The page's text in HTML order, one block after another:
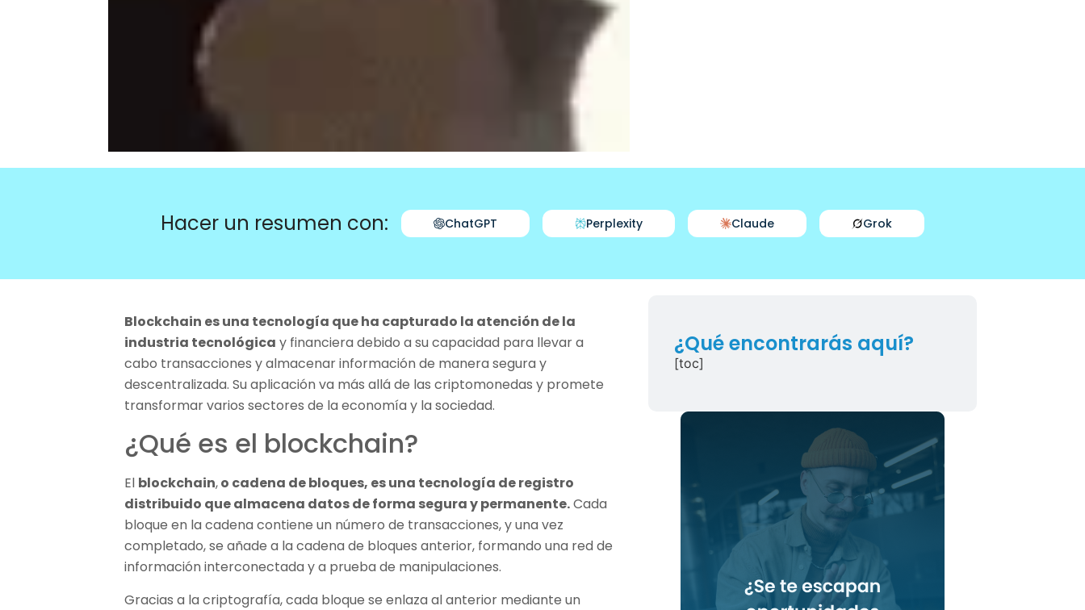
Hacer un resumen con: ChatGPT Perplexity Claude Grok
Blockchain es una tecnología que ha capturado la atención de la
industria tecnológica y financiera debido a su capacidad para llevar a
cabo transacciones y almacenar información de manera segura y
descentralizada. Su aplicación va más allá de las criptomonedas y promete
transformar varios sectores de la economía y la sociedad.
¿Qué es el blockchain?
El blockchain,o cadena de bloques, es una tecnología de registro
distribuido que almacena datos de forma segura y permanente.Cada
bloque en la cadena contiene un número de transacciones, y una vez
completado, se añade a la cadena de bloques anterior, formando una red de
información interconectada y a prueba de manipulaciones.
Gracias a la criptografía, cada bloque se enlaza al anterior mediante un
¿Qué encontrarás aquí?
[toc]